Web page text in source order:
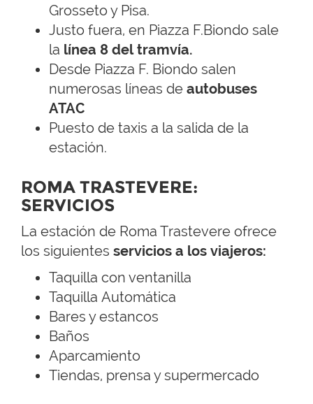
Grosseto y Pisa.
Justo fuera, en Piazza F.Biondo sale
la línea 8 del tramvía.
Desde Piazza F. Biondo salen
numerosas líneas de autobuses
ATAC
Puesto de taxis a la salida de la
estación.
ROMA TRASTEVERE:
SERVICIOS
La estación de Roma Trastevere ofrece
los siguientes servicios a los viajeros:
Taquilla con ventanilla
Taquilla Automática
Bares y estancos
Baños
Aparcamiento
Tiendas, prensa y supermercado